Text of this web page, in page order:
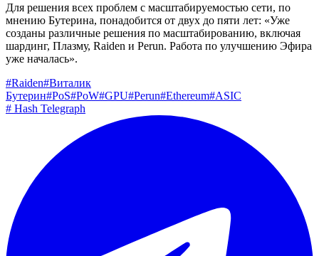
Для решения всех проблем с масштабируемостью сети, по
мнению Бутерина, понадобится от двух до пяти лет: «Уже
созданы различные решения по масштабированию, включая
шардинг, Плазму, Raiden и Perun. Работа по улучшению Эфира
уже началась».
#Raiden#Виталик
Бутерин#PoS#PoW#GPU#Perun#Ethereum#ASIC
# Hash Telegraph